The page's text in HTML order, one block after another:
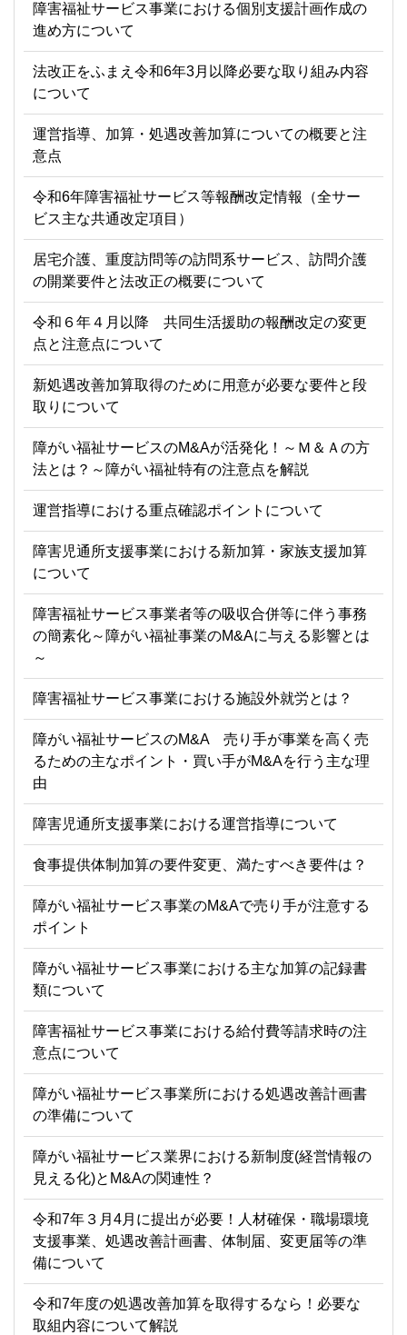
障害福祉サービス事業における個別支援計画作成の
進め方について
法改正をふまえ令和6年3月以降必要な取り組み内容
について
運営指導、加算・処遇改善加算についての概要と注
意点
令和6年障害福祉サービス等報酬改定情報（全サー
ビス主な共通改定項目）
居宅介護、重度訪問等の訪問系サービス、訪問介護
の開業要件と法改正の概要について
令和６年４月以降 共同生活援助の報酬改定の変更
点と注意点について
新処遇改善加算取得のために用意が必要な要件と段
取りについて
障がい福祉サービスのM&Aが活発化！～Ｍ＆Ａの方
法とは？～障がい福祉特有の注意点を解説
運営指導における重点確認ポイントについて
障害児通所支援事業における新加算・家族支援加算
について
障害福祉サービス事業者等の吸収合併等に伴う事務
の簡素化～障がい福祉事業のM&Aに与える影響とは
～
障害福祉サービス事業における施設外就労とは？
障がい福祉サービスのM&A 売り手が事業を高く売
るための主なポイント・買い手がM&Aを行う主な理
由
障害児通所支援事業における運営指導について
食事提供体制加算の要件変更、満たすべき要件は？
障がい福祉サービス事業のM&Aで売り手が注意する
ポイント
障がい福祉サービス事業における主な加算の記録書
類について
障害福祉サービス事業における給付費等請求時の注
意点について
障がい福祉サービス事業所における処遇改善計画書
の準備について
障がい福祉サービス業界における新制度(経営情報の
見える化)とM&Aの関連性？
令和7年３月4月に提出が必要！人材確保・職場環境
支援事業、処遇改善計画書、体制届、変更届等の準
備について
令和7年度の処遇改善加算を取得するなら！必要な
取組内容について解説